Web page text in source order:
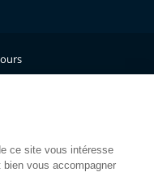
?
ce site vous intéresse
vous accompagner